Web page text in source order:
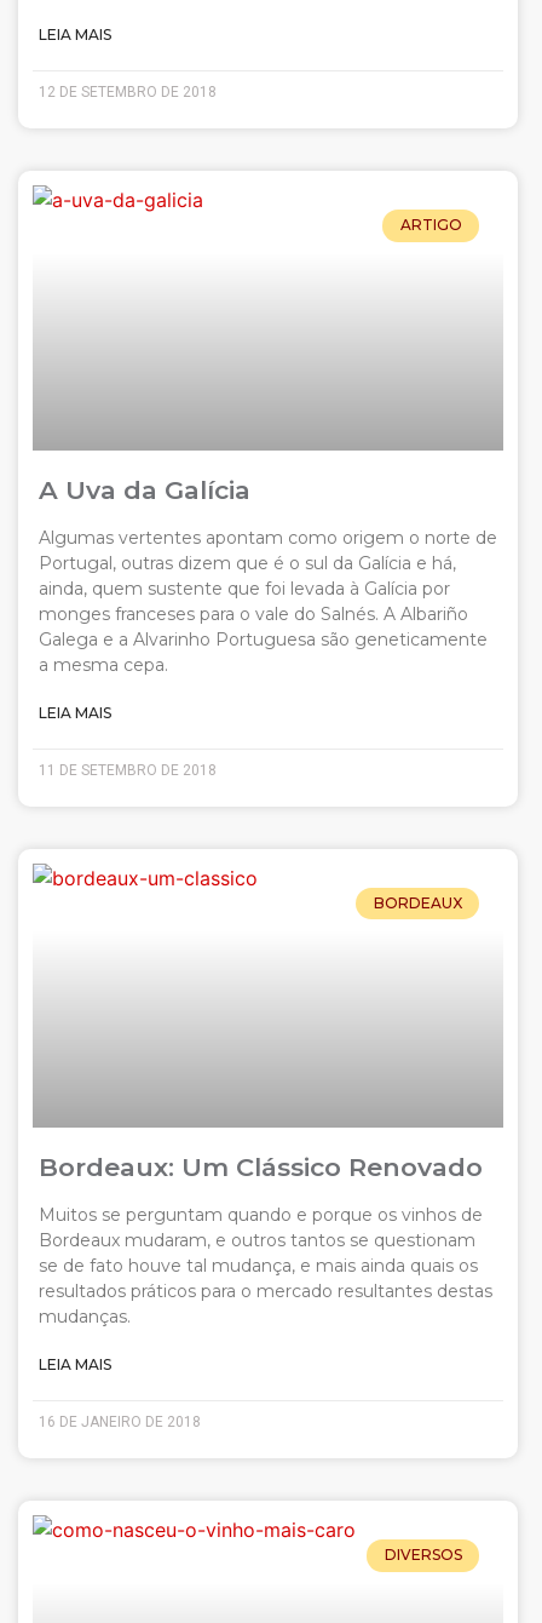
LEIA MAIS
12 DE SETEMBRO DE 2018
ARTIGO
A Uva da Galícia
Algumas vertentes apontam como origem o norte de
Portugal, outras dizem que é o sul da Galícia e há,
ainda, quem sustente que foi levada à Galícia por
monges franceses para o vale do Salnés. A Albariño
Galega e a Alvarinho Portuguesa são geneticamente
a mesma cepa.
LEIA MAIS
11 DE SETEMBRO DE 2018
BORDEAUX
Bordeaux: Um Clássico Renovado
Muitos se perguntam quando e porque os vinhos de
Bordeaux mudaram, e outros tantos se questionam
se de fato houve tal mudança, e mais ainda quais os
resultados práticos para o mercado resultantes destas
mudanças.
LEIA MAIS
16 DE JANEIRO DE 2018
DIVERSOS